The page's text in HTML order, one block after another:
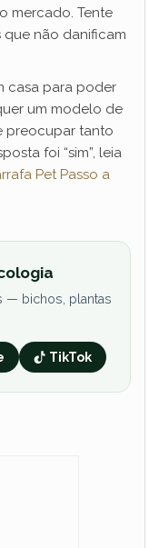
mercado. Tente
não danificam
casa para poder
um modelo de
preocupar tanto
foi “sim”, leia
Pet Passo a
— bichos, plantas
TikTok